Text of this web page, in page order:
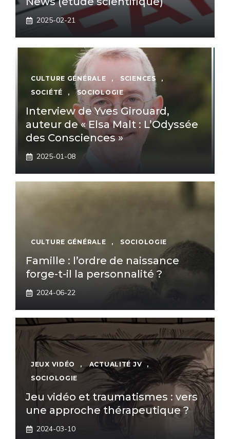
2025-02-21
CULTURE GÉNÉRALE , SCIENCES
,
SOCIÉTÉ
, SOCIOLOGIE
Interview de Yves Girouard,
auteur de « Elsa Malt : L’Odyssée
des Consciences »
2025-01-08
CULTURE GÉNÉRALE , SOCIOLOGIE
Famille : l’ordre de naissance
forge-t-il la personnalité ?
2024-06-22
JEUX VIDÉO , ACTUALITÉ JV
,
SOCIOLOGIE
Jeu vidéo et traumatismes : vers
une approche thérapeutique ?
2024-03-10